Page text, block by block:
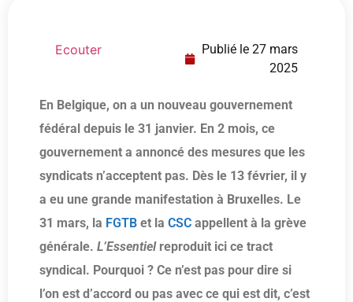
Ecouter Publié le 27 mars
2025
En Belgique, on a un nouveau gouvernement
fédéral depuis le 31 janvier. En 2 mois, ce
gouvernement a annoncé des mesures que les
syndicats n’acceptent pas. Dès le 13 février, il y
a eu une grande manifestation à Bruxelles. Le
31 mars, la FGTB et la CSC appellent à la grève
générale. L’Essentielreproduit ici ce tract
syndical. Pourquoi ? Ce n’est pas pour dire si
l’on est d’accord ou pas avec ce qui est dit, c’est